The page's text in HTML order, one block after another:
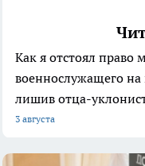
Как я отстоял право
военнослужащего
лишив отца-
3 августа